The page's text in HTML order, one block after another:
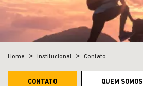
Home Institucional Contato
QUEM SOMOS
CONTATO